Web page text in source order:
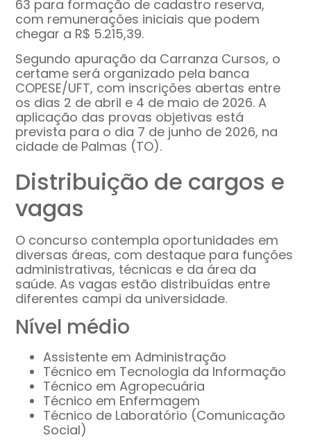
63 para formação de cadastro reserva,
com remunerações iniciais que podem
chegar a R$ 5.215,39.
Segundo apuração da Carranza Cursos, o
certame será organizado pela banca
COPESE/UFT, com inscrições abertas entre
os dias 2 de abril e 4 de maio de 2026. A
aplicação das provas objetivas está
prevista para o dia 7 de junho de 2026, na
cidade de Palmas (TO).
Distribuição de cargos e
vagas
O concurso contempla oportunidades em
diversas áreas, com destaque para funções
administrativas, técnicas e da área da
saúde. As vagas estão distribuídas entre
diferentes campi da universidade.
Nível médio
Assistente em Administração
Técnico em Tecnologia da Informação
Técnico em Agropecuária
Técnico em Enfermagem
Técnico de Laboratório (Comunicação
Social)